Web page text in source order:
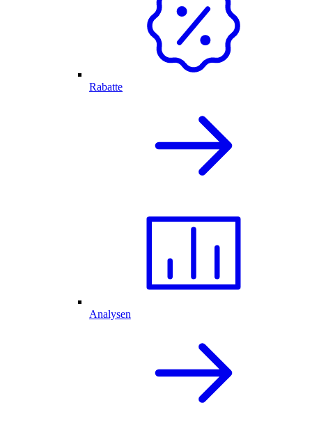
Rabatte
Analysen